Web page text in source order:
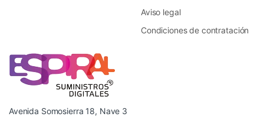
Aviso legal
Condiciones de contratación
Avenida Somosierra 18, Nave 3